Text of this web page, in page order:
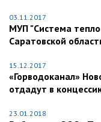
03.11.2017
МУП "Система
Саратовской
15.12.2017
«Горводоканал»
отдадут в
23.01.2018